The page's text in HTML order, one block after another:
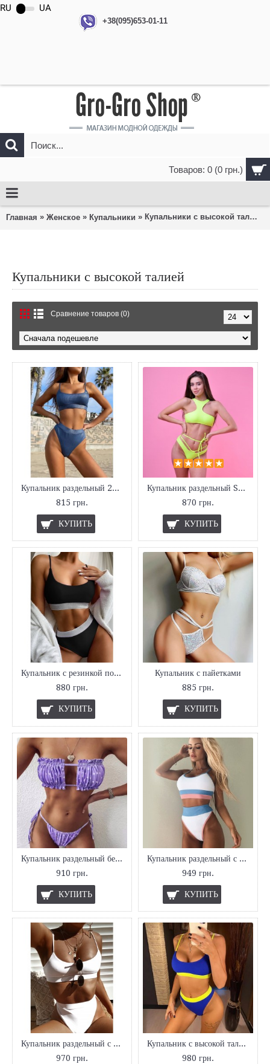
+38(095)653-01-11
RU UA
Товаров: 0 (0 грн.)
Главная » Женское » Купальники » Купальники с высокой талией
Купальники с высокой талией
Сравнение товаров (0)
Купальник раздельный 2021
815 грн.
КУПИТЬ
Купальник раздельный Sexy Brazil
870 грн.
КУПИТЬ
Купальник с резинкой под грудью
880 грн.
КУПИТЬ
Купальник с пайетками
885 грн.
КУПИТЬ
Купальник раздельный без пуш апа
910 грн.
КУПИТЬ
Купальник раздельный с высокой талией
949 грн.
КУПИТЬ
Купальник раздельный с высокими плавками
970 грн.
Купальник с высокой талией и топом
980 грн.